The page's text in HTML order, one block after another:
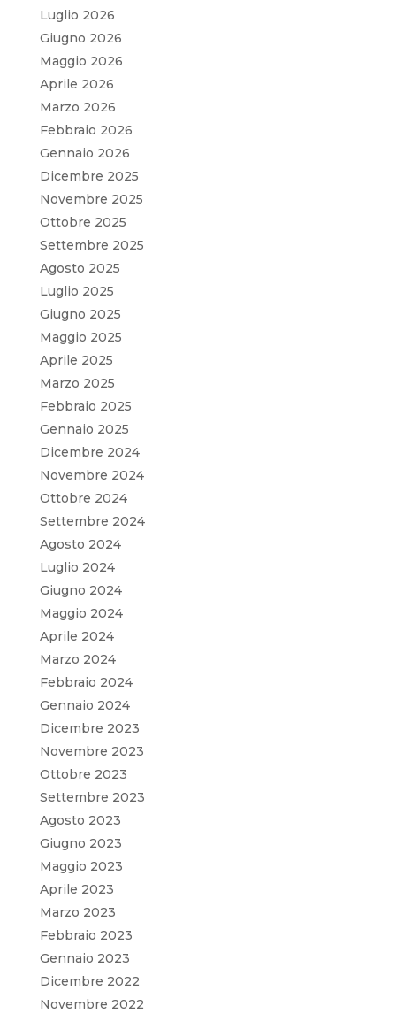
Luglio 2026
Giugno 2026
Maggio 2026
Aprile 2026
Marzo 2026
Febbraio 2026
Gennaio 2026
Dicembre 2025
Novembre 2025
Ottobre 2025
Settembre 2025
Agosto 2025
Luglio 2025
Giugno 2025
Maggio 2025
Aprile 2025
Marzo 2025
Febbraio 2025
Gennaio 2025
Dicembre 2024
Novembre 2024
Ottobre 2024
Settembre 2024
Agosto 2024
Luglio 2024
Giugno 2024
Maggio 2024
Aprile 2024
Marzo 2024
Febbraio 2024
Gennaio 2024
Dicembre 2023
Novembre 2023
Ottobre 2023
Settembre 2023
Agosto 2023
Giugno 2023
Maggio 2023
Aprile 2023
Marzo 2023
Febbraio 2023
Gennaio 2023
Dicembre 2022
Novembre 2022